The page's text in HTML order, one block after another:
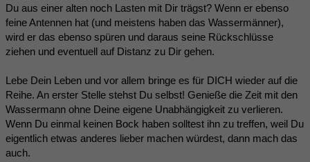
Du aus einer alten noch Lasten mit Dir trägst? Wenn er ebenso
feine Antennen hat (und meistens haben das Wassermänner),
wird er das ebenso spüren und daraus seine Rückschlüsse
ziehen und eventuell auf Distanz zu Dir gehen.
Lebe Dein Leben und vor allem bringe es für DICH wieder auf die
Reihe. An erster Stelle stehst Du selbst! Genieße die Zeit mit den
Wassermann ohne Deine eigene Unabhängigkeit zu verlieren.
Wenn Du einmal keinen Bock haben solltest ihn zu treffen, weil Du
eigentlich etwas anderes lieber machen würdest, dann mach das
auch.